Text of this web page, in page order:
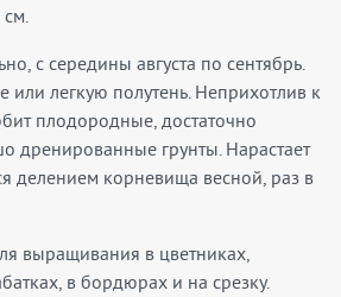
с середины августа по сентябрь.
или легкую полутень. Неприхотлив к
плодородные, достаточно
дренированные грунты. Нарастает
делением корневища весной, раз в
выращивания в цветниках,
в бордюрах и на срезку.